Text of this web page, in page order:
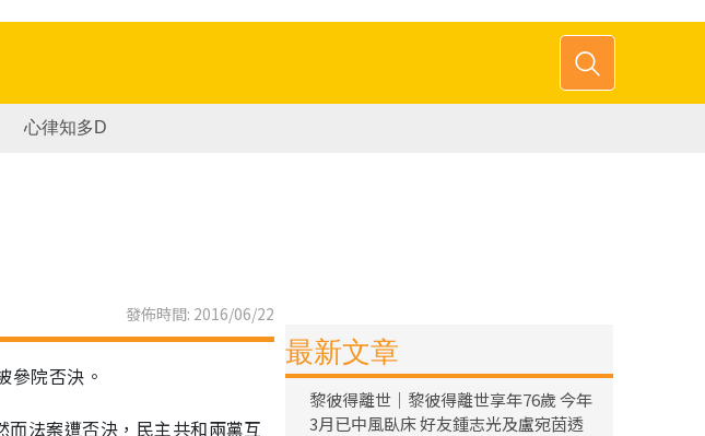
心律知多D
發佈時間: 2016/06/22
參院否決。
法案遭否決，民主共和兩黨互
最新文章
黎彼得離世｜黎彼得離世享年76歲 今年
3月已中風臥床 好友鍾志光及盧宛茵透